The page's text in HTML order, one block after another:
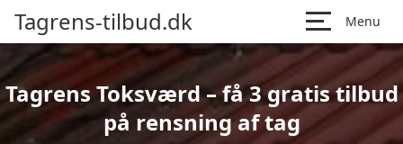
Tagrens-tilbud.dk Menu
Tagrens Toksværd – få 3 gratis tilbud
på rensning af tag